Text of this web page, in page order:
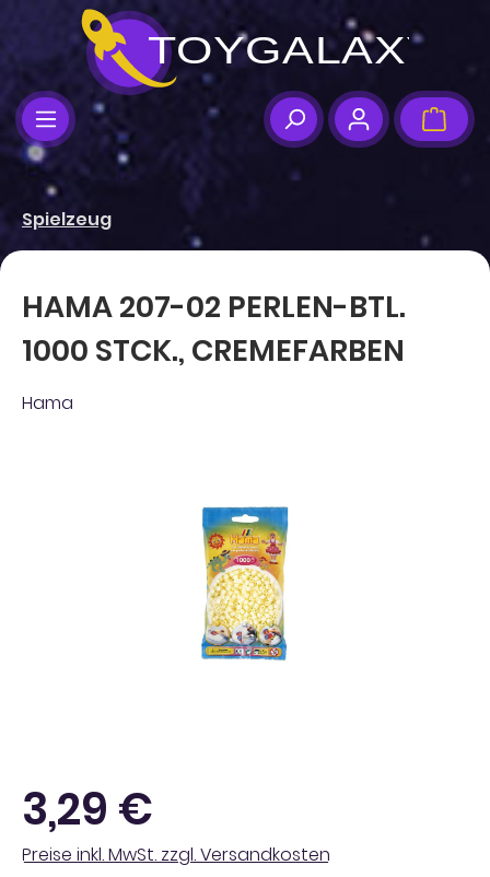
Zum Hauptinhalt springen
Spielzeug
HAMA 207-02 PERLEN-BTL.
1000 STCK., CREMEFARBEN
Hama
Regulärer Preis:
3,29 €
Preise inkl. MwSt. zzgl. Versandkosten